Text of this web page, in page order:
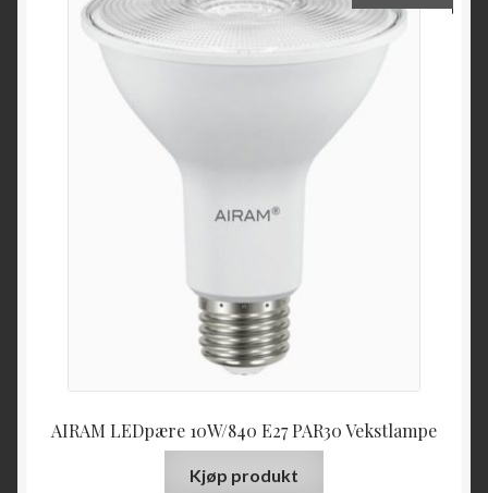
AIRAM LEDpære 10W/840 E27 PAR30 Vekstlampe
Kjøp produkt